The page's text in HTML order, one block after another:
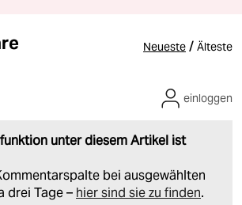
Neueste / Älteste
unter diesem Artikel ist
bei ausgewählten
drei Tage – hier sind sie zu finden.
einloggen